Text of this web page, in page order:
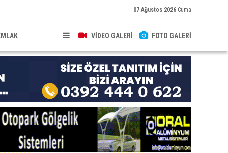
07 Ağustos 2026 Cuma
VİDEO GALERİ FOTO GALERİ